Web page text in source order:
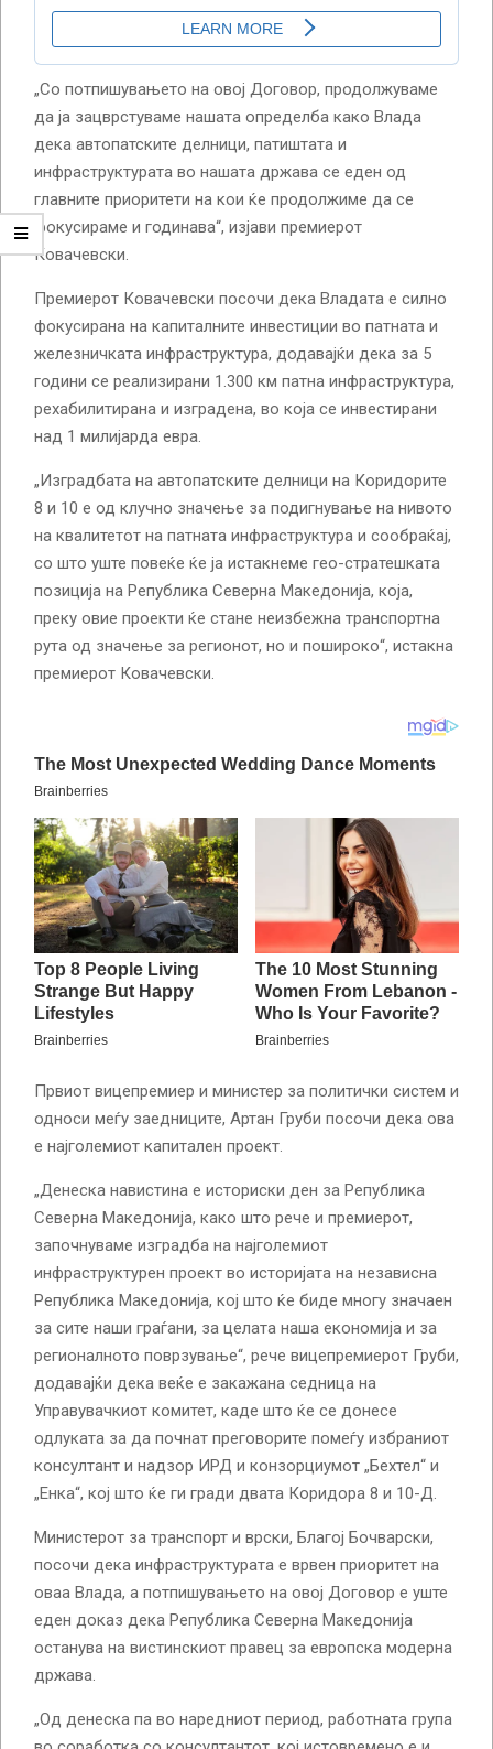
„Со потпишувањето на овој Договор, продолжуваме
да ја зацврстуваме нашата определба како Влада
дека автопатските делници, патиштата и
инфраструктурата во нашата држава се еден од
главните приоритети на кои ќе продолжиме да се
фокусираме и годинава“, изјави премиерот
Ковачевски.
Премиерот Ковачевски посочи дека Владата е силно
фокусирана на капиталните инвестиции во патната и
железничката инфраструктура, додавајќи дека за 5
години се реализирани 1.300 км патна инфраструктура,
рехабилитирана и изградена, во која се инвестирани
над 1 милијарда евра.
„Изградбата на автопатските делници на Коридорите
8 и 10 е од клучно значење за подигнување на нивото
на квалитетот на патната инфраструктура и сообраќај,
со што уште повеќе ќе ја истакнеме гео-стратешката
позиција на Република Северна Македонија, која,
преку овие проекти ќе стане неизбежна транспортна
рута од значење за регионот, но и пошироко“, истакна
премиерот Ковачевски.
Првиот вицепремиер и министер за политички систем и
односи меѓу заедниците, Артан Груби посочи дека ова
е најголемиот капитален проект.
„Денеска навистина е историски ден за Република
Северна Македонија, како што рече и премиерот,
започнуваме изградба на најголемиот
инфраструктурен проект во историјата на независна
Република Македонија, кој што ќе биде многу значаен
за сите наши граѓани, за целата наша економија и за
регионалното поврзување“, рече вицепремиерот Груби,
додавајќи дека веќе е закажана седница на
Управувачкиот комитет, каде што ќе се донесе
одлуката за да почнат преговорите помеѓу избраниот
консултант и надзор ИРД и конзорциумот „Бехтел“ и
„Енка“, кој што ќе ги гради двата Коридора 8 и 10-Д.
Министерот за транспорт и врски, Благој Бочварски,
посочи дека инфраструктурата е врвен приоритет на
оваа Влада, а потпишувањето на овој Договор е уште
еден доказ дека Република Северна Македонија
останува на вистинскиот правец за европска модерна
држава.
„Од денеска па во наредниот период, работната група